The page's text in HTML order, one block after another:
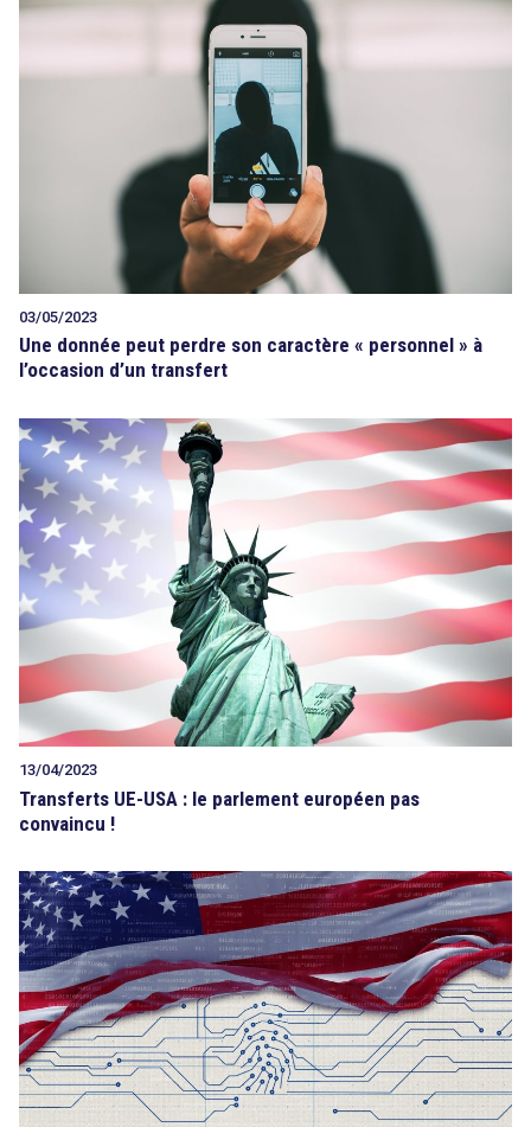
03/05/2023
Une donnée peut perdre son caractère « personnel » à
l’occasion d’un transfert
13/04/2023
Transferts UE-USA : le parlement européen pas
convaincu !